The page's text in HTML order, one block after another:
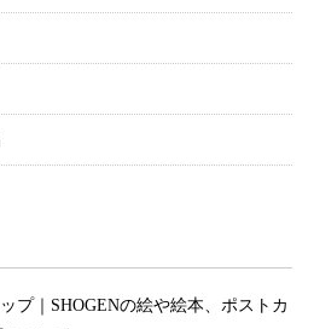
プ｜SHOGENの絵や絵本、ポストカ